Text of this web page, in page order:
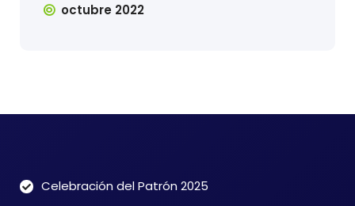
octubre 2022
Celebración del Patrón 2025